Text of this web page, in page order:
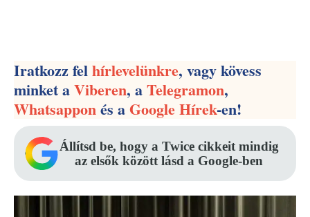
Iratkozz felhírlevelünkre, vagy kövess
minket aViberen, aTelegramon,
Whatsapponés aGoogle Hírek-en!
Állítsd be, hogy a Twice cikkeit mindig
az elsők között lásd a Google-ben